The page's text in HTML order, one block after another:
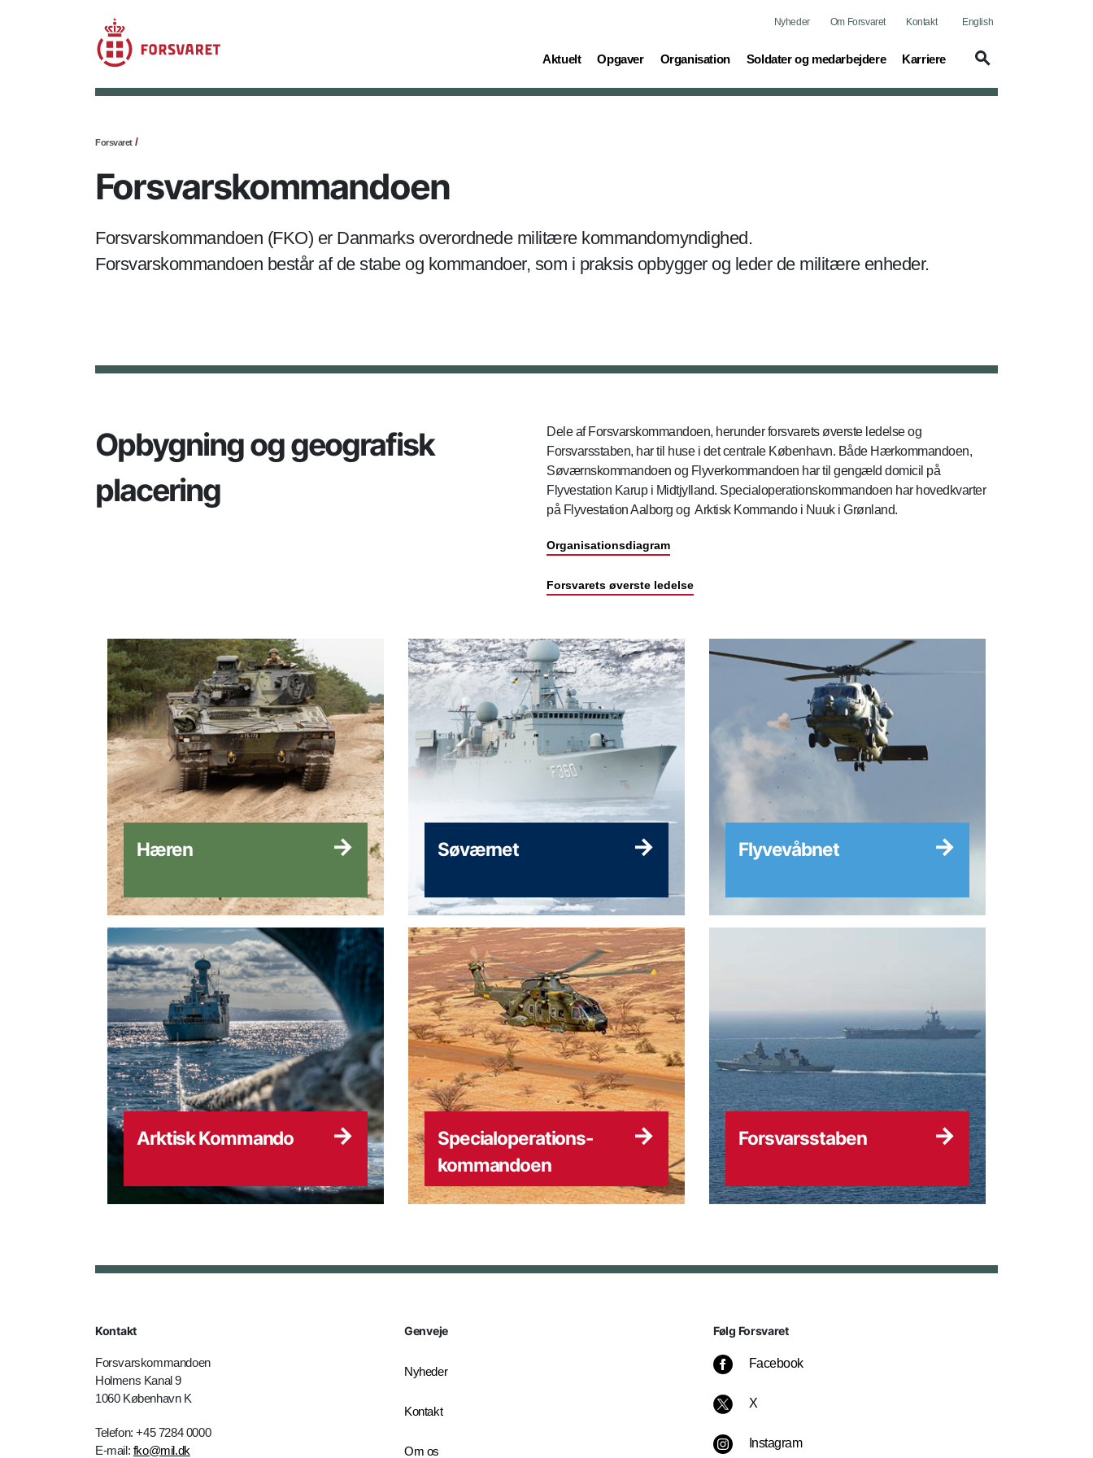
Nyheder Om Forsvaret Kontakt English
Aktuelt
(current) Opgaver
(current) Organisation
(current) Soldater og medarbejdere
(current) Karriere
(current)
Forsvaret
Forsvarskommandoen
Forsvarskommandoen (FKO) er Danmarks overordnede militære kommandomyndighed.
Forsvarskommandoen består af de stabe og kommandoer, som i praksis opbygger og leder de militære enheder.
Opbygning og geografisk
placering
Dele af Forsvarskommandoen, herunder forsvarets øverste ledelse og
Forsvarsstaben, har til huse i det centrale København. Både Hærkommandoen,
Søværnskommandoen og Flyverkommandoen har til gengæld domicil på
Flyvestation Karup i Midtjylland. Specialoperationskommandoen har hovedkvarter
på Flyvestation Aalborg og Arktisk Kommando i Nuuk i Grønland.
Organisationsdiagram
Forsvarets øverste ledelse
Hæren Søværnet Flyvevåbnet
Arktisk Kommando
Specialoperations-
kommandoen
Forsvarsstaben
Kontakt
Forsvarskommandoen
Holmens Kanal 9
1060 København K
Telefon: +45 7284 0000
E-mail: fko@mil.dk
Genveje
Nyheder
Kontakt
Om os
Følg Forsvaret
Facebook
X
Instagram